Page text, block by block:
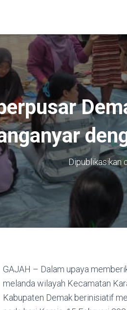
Dipublikasikan
GAJAH – Dalam upaya
melanda wilayah Kecamatan
Kabupaten Demak berinisiatif